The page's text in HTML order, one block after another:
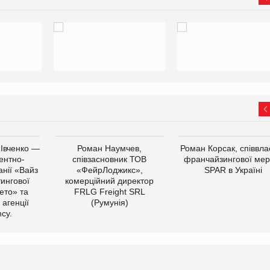
—
«Вайз
та
Роман Наумчев,
співзасновник ТОВ
«ФейрЛоджикс»,
комерційний директор
FRLG Freight SRL
(Румунія)
Роман Корсак,
франчайзингової
SPAR в Україні